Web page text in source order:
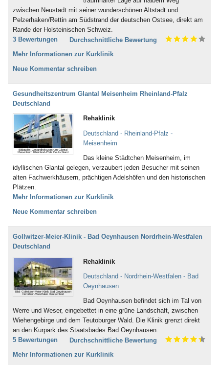
zwischen Neustadt mit seiner wunderschönen Altstadt und
Pelzerhaken/Rettin am Südstrand der deutschen Ostsee, direkt am
Rande der Holsteinischen Schweiz.
3 Bewertungen
Durchschnittliche Bewertung
Mehr Informationen zur Kurklinik
Neue Kommentar schreiben
Gesundheitszentrum Glantal Meisenheim Rheinland-Pfalz
Deutschland
Bildquelle: Gesundheitszentrum Glantal
Meisenheim Rheinland-Pfalz Deutschland
Rehaklinik
Deutschland - Rheinland-Pfalz -
Meisenheim
Das kleine Städtchen Meisenheim, im
idyllischen Glantal gelegen, verzaubert jeden Besucher mit seinen
alten Fachwerkhäusern, prächtigen Adelshöfen und den historischen
Plätzen.
Mehr Informationen zur Kurklinik
Neue Kommentar schreiben
Gollwitzer-Meier-Klinik - Bad Oeynhausen Nordrhein-Westfalen
Deutschland
Bild: Gollwitzer-Meier-Klinik Bad Oeynhausen
Nordrhein-Westfalen Deutschland
Rehaklinik
Deutschland - Nordrhein-Westfalen - Bad
Oeynhausen
Bad Oeynhausen befindet sich im Tal von
Werre und Weser, eingebettet in eine grüne Landschaft, zwischen
Wiehengebirge und dem Teutoburger Wald. Die Klinik grenzt direkt
an den Kurpark des Staatsbades Bad Oeynhausen.
5 Bewertungen
Durchschnittliche Bewertung
Mehr Informationen zur Kurklinik